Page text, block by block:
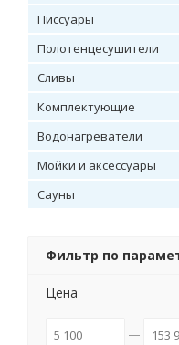
Писсуары
Полотенцесушители
Сливы
Комплектующие
Водонагреватели
Мойки и аксессуары
Сауны
Фильтр по
Цена